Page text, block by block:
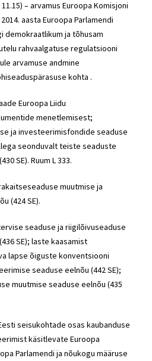
– arvamus Euroopa Komisjoni
aasta Euroopa Parlamendi
demokraatlikum ja tõhusam
rahvaalgatuse regulatsiooni
arvamuse andmine
kohta .
Euroopa Liidu
menetlemisest;
ja investeerimisfondide seaduse
seonduvalt teiste seaduste
SE). Ruum L 333.
muutmise ja
(424 SE).
seaduse ja riigilõivuseaduse
SE); laste kaasamist
lapse õiguste konventsiooni
seaduse eelnõu (442 SE);
muutmise seaduse eelnõu (435
seisukohtade osas kaubanduse
käsitlevate Euroopa
Parlamendi ja nõukogu määruse